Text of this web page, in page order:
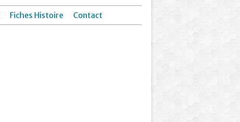
Fiches Histoire Contact